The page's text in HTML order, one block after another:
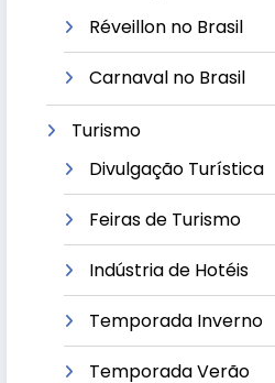
Réveillon no Brasil
Carnaval no Brasil
Turismo
Divulgação Turística
Feiras de Turismo
Indústria de Hotéis
Temporada Inverno
Temporada Verão